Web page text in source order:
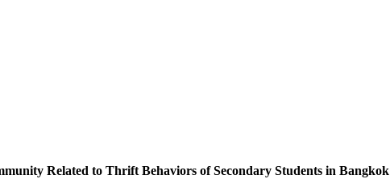
Related to Thrift Behaviors of Secondary Students in Bangkok